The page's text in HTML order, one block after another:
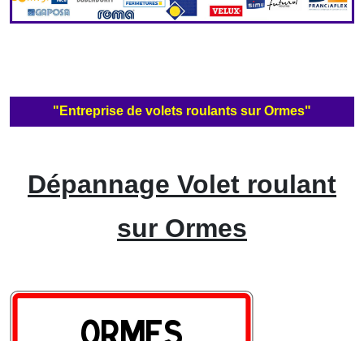
"Entreprise de volets roulants sur Ormes"
Dépannage Volet roulant
sur Ormes